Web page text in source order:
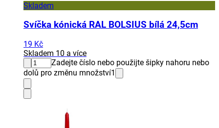
Skladem
Svíčka kónická RAL BOLSIUS bílá 24,5cm
19 Kč
Skladem 10 a více
Zadejte číslo nebo použijte šipky nahoru nebo
dolů pro změnu množství1